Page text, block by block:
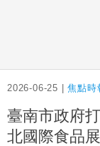
2026-06-25 |焦點時
臺南市政府
北國際食品